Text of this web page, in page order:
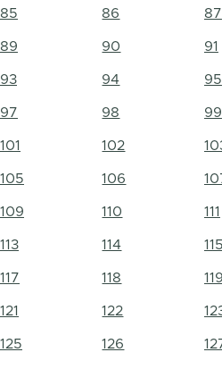
85 86 87
89 90 91
93 94 95
97 98 99
101 102
105 106
109 110 111
113 114 115
117 118 119
121 122
125 126